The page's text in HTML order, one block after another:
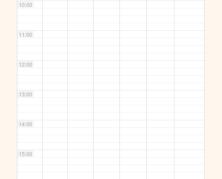
10:00
11:00
12:00
13:00
14:00
15:00